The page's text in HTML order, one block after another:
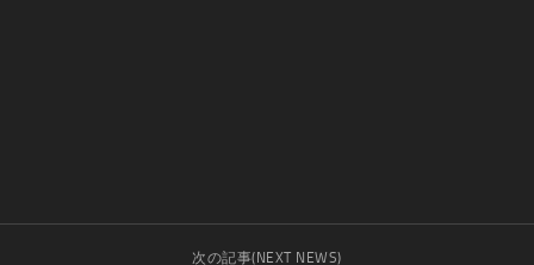
次の記事(NEXT NEWS)